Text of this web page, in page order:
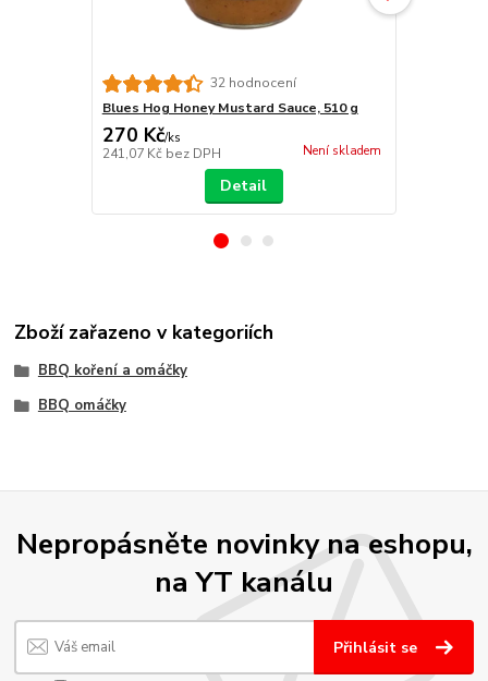
32 hodnocení
Blues Hog Honey Mustard Sauce, 510 g
270 Kč/ks
241,07 Kč bez DPH Není skladem
Detail
Zboží zařazeno v kategoriích
BBQ koření a omáčky
BBQ omáčky
Nepropásněte novinky na eshopu,
na YT kanálu
Přihlásit se